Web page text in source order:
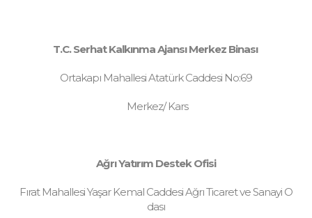
T.C. Serhat Kalkınma Ajansı Merkez Binası
Ortakapı Mahallesi Atatürk Caddesi No:69
Merkez/ Kars
Ağrı Yatırım Destek Ofisi
Fırat Mahallesi Yaşar Kemal Caddesi Ağrı Ticaret ve Sanayi O
dası